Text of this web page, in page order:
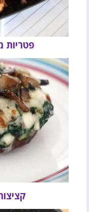
פטריות